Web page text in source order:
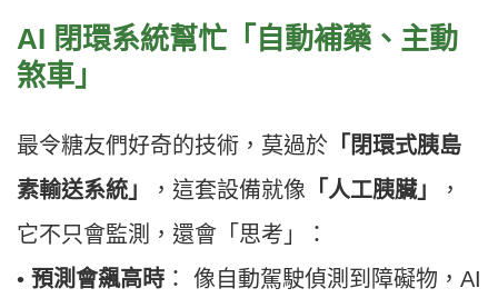
AI 閉環系統幫忙「自動補藥、主動
煞車」
最令糖友們好奇的技術，莫過於 「閉環式胰島
素輸送系統」
，這套設備就像 「人工胰臟」
，
它不只會監測，還會「思考」：
• 預測會飆高時 ： 像自動駕駛偵測到障礙物，AI